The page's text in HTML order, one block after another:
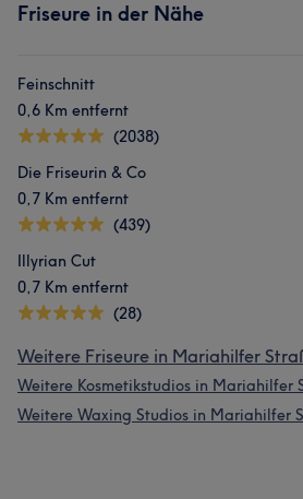
Friseure in der Nähe
Feinschnitt
0,6 Km entfernt
(2038)
Die Friseurin & Co
0,7 Km entfernt
(439)
Illyrian Cut
0,7 Km entfernt
(28)
Weitere Friseure in Mariahilfer
Weitere Kosmetikstudios in Mariahilfer
Weitere Waxing Studios in Mariahilfer